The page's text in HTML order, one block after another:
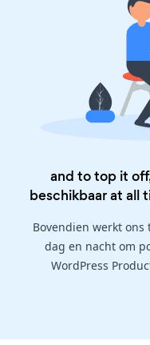
and to top it
beschikbaar at all
Bovendien werkt
dag en nacht om
WordPress